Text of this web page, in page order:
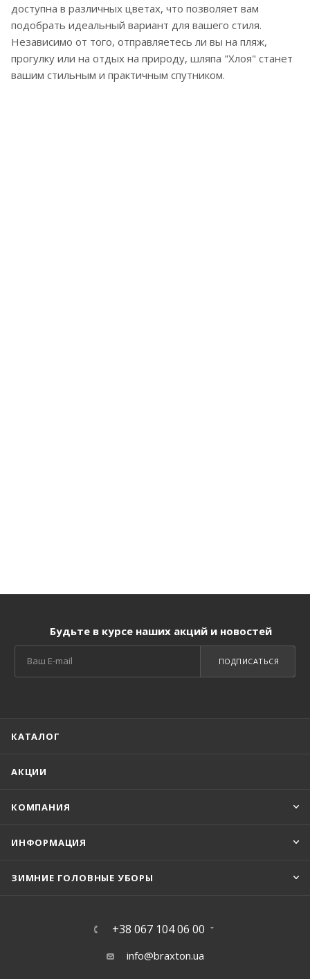
доступна в различных цветах, что позволяет вам
подобрать идеальный вариант для вашего стиля.
Независимо от того, отправляетесь ли вы на пляж,
прогулку или на отдых на природу, шляпа "Хлоя" станет
вашим стильным и практичным спутником.
Будьте в курсе наших акций и новостей
ПОДПИСАТЬСЯ
КАТАЛОГ
АКЦИИ
КОМПАНИЯ
ИНФОРМАЦИЯ
ЗИМНИЕ ГОЛОВНЫЕ УБОРЫ
+38 067 104 06 00
info@braxton.ua